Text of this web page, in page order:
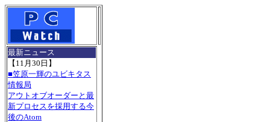
最新ニュース
【11月30日】
■笠原一輝のユビキタス
情報局
アウトオブオーダーと最
新プロセスを採用する今
後のAtom